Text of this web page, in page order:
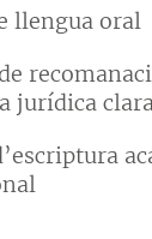
llengua oral
jurídica